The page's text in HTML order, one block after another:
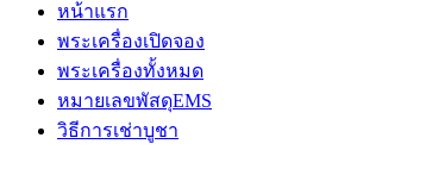
หน้าแรก
พระเครื่องเปิดจอง
พระเครื่องทั้งหมด
หมายเลขพัสดุEMS
วิธีการเช่าบูชา